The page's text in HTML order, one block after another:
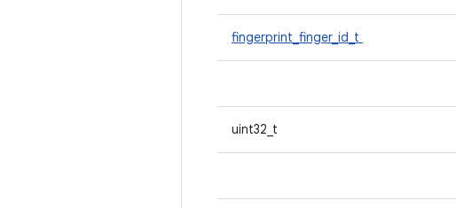
fingerprint_finger_id_t
uint32_t